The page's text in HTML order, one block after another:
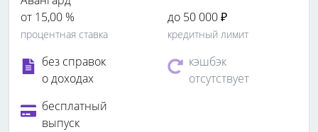
от 15,00 %
процентная ставка
до 50 000 ₽
кредитный лимит
без справок
о доходах
кэшбэк
отсутствует
бесплатный
выпуск